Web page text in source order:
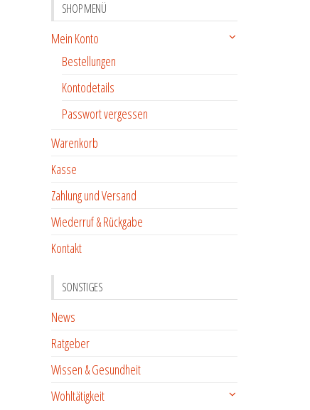
SHOP MENÜ
Mein Konto
Bestellungen
Kontodetails
Passwort vergessen
Warenkorb
Kasse
Zahlung und Versand
Wiederruf & Rückgabe
Kontakt
SONSTIGES
News
Ratgeber
Wissen & Gesundheit
Wohltätigkeit